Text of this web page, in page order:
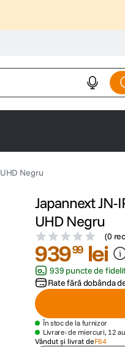
Negru
Japannext JN-
UHD Negru
(0
93999 lei
939 puncte de
Rate fără dobânda
În stoc de la furnizor
Livrare: de miercuri, 12
Vândut și livrat deF64